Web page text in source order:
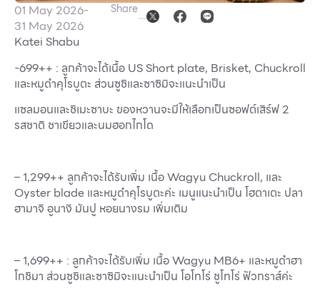
Events & Promotions
Offers
Tourist
WHAT’S NEW
Directory
ESG
Future City
Tenant
01 May 2026-
31 May 2026
Share
Katei Shabu
-699++ : ลูกค้าจะได้เนื้อ US Short plate, Brisket, Chuckroll
และหมูดำคุโรบูตะ ส่วนซูชิและซาซิมิจะแนะนำเป็น
แซลมอนและชิเมะซาบะ ของหวานจะมีให้เลือกเป็นซอฟต์เสิร์ฟ 2
รสชาติ ชาเขียวและนมฮอกไกโด
– 1,299++ ลูกค้าจะได้รับเพิ่ม เนื้อWagyu Chuckroll, และ
Oyster blade และหมูดำคุโรบูตะค่ะ เมนูแนะนำเป็น โฮตาเตะ ปลา
ฮามาจิ อูนางิ มันปู หอยนางรม เพิ่มเติม
– 1,699++ : ลูกค้าจะได้รับเพิ่ม เนื้อWagyu MB6+ และหมูดำฮา
โกชิมา ส่วนซูชิและซาซิมิจะแนะนำเป็น โอโทโร่ ชูโทโร่ ฟัวกราส์ค่ะ